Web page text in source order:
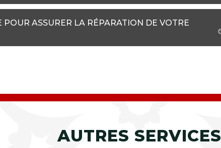
ASSURER LA RÉPARATION DE VOTRE
AUTRES SERVICES